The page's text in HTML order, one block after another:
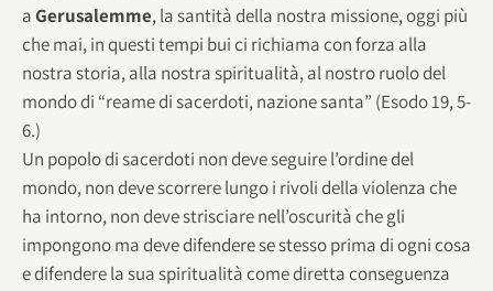
aGerusalemme, la santità della nostra missione, oggi più
che mai, in questi tempi bui ci richiama con forza alla
nostra storia, alla nostra spiritualità, al nostro ruolo del
mondo di “reame di sacerdoti, nazione santa” (Esodo 19, 5-
6.)
Un popolo di sacerdoti non deve seguire l’ordine del
mondo, non deve scorrere lungo i rivoli della violenza che
ha intorno, non deve strisciare nell’oscurità che gli
impongono ma deve difendere se stesso prima di ogni cosa
e difendere la sua spiritualità come diretta conseguenza